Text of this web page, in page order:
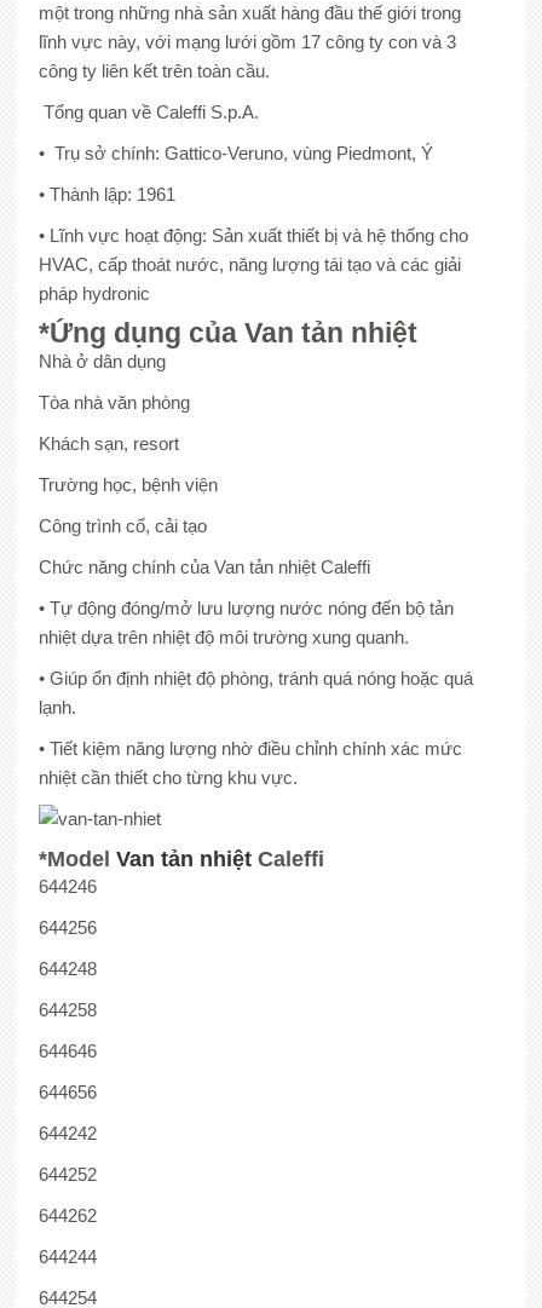
một trong những nhà sản xuất hàng đầu thế giới trong
lĩnh vực này, với mạng lưới gồm 17 công ty con và 3
công ty liên kết trên toàn cầu.
Tổng quan về Caleffi S.p.A.
• Trụ sở chính: Gattico-Veruno, vùng Piedmont, Ý
• Thành lập: 1961
• Lĩnh vực hoạt động: Sản xuất thiết bị và hệ thống cho
HVAC, cấp thoát nước, năng lượng tái tạo và các giải
pháp hydronic
*Ứng dụng của Van tản nhiệt
Nhà ở dân dụng
Tòa nhà văn phòng
Khách sạn, resort
Trường học, bệnh viện
Công trình cổ, cải tạo
Chức năng chính của Van tản nhiệt Caleffi
• Tự động đóng/mở lưu lượng nước nóng đến bộ tản
nhiệt dựa trên nhiệt độ môi trường xung quanh.
• Giúp ổn định nhiệt độ phòng, tránh quá nóng hoặc quá
lạnh.
• Tiết kiệm năng lượng nhờ điều chỉnh chính xác mức
nhiệt cần thiết cho từng khu vực.
*Model Van tản nhiệtCaleffi
644246
644256
644248
644258
644646
644656
644242
644252
644262
644244
644254